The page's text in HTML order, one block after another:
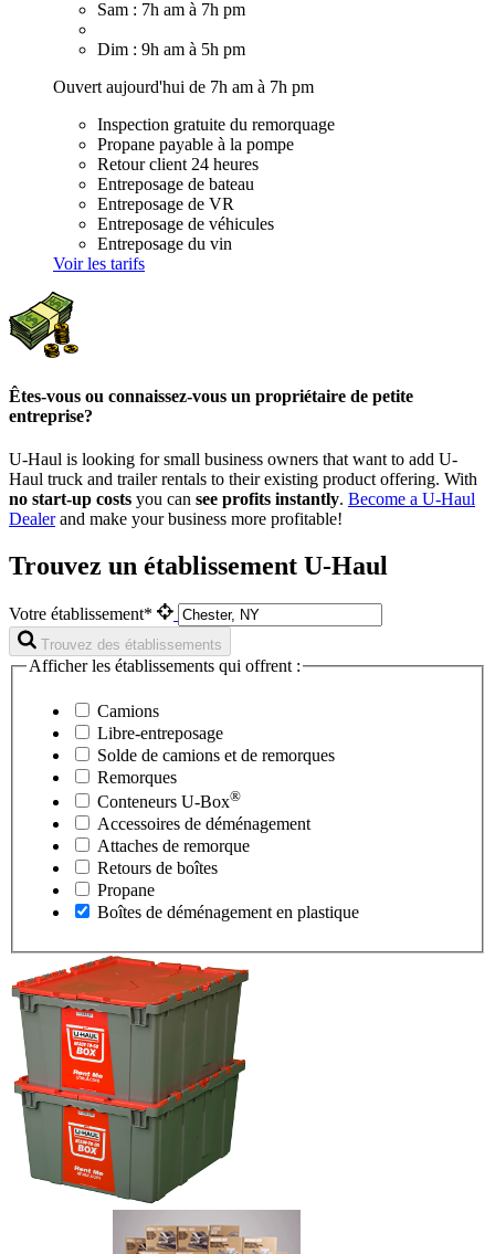
Sam : 7h am à 7h pm
Dim : 9h am à 5h pm
Ouvert aujourd'hui de 7h am à 7h pm
Inspection gratuite du remorquage
Propane payable à la pompe
Retour client 24 heures
Entreposage de bateau
Entreposage de VR
Entreposage de véhicules
Entreposage du vin
Voir les tarifs
Êtes-vous ou connaissez-vous un propriétaire de petite
entreprise?
U-Haul is looking for small business owners that want to add U-
Haul truck and trailer rentals to their existing product offering. With
no start-up costs you can see profits instantly. Become a U-Haul
Dealerand make your business more profitable!
Trouvez un établissement U-Haul
Votre établissement*
Trouvez des établissements
Afficher les établissements qui offrent :
Camions
Libre-entreposage
Solde de camions et de remorques
Remorques
Conteneurs U-Box®
Accessoires de déménagement
Attaches de remorque
Retours de boîtes
Propane
Boîtes de déménagement en plastique